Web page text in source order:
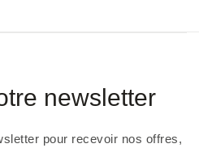
newsletter
pour recevoir nos offres,